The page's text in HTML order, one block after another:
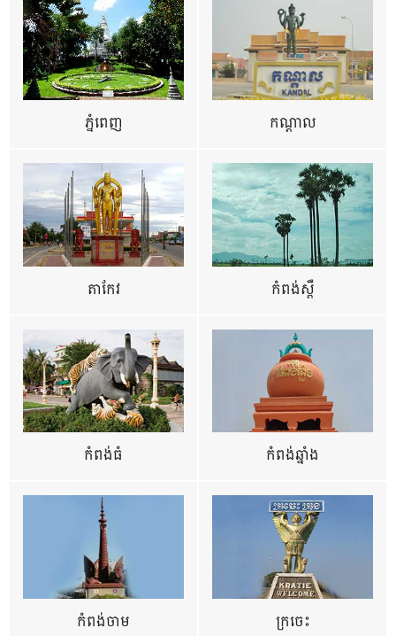
ភ្នំពេញ កណ្តាល
តាកែវ កំពង់ស្ពឺ
កំពង់ធំ កំពង់ឆ្នាំង
កំពង់ចាម ក្រចេះ